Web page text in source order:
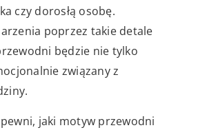
czy dorosłą osobę.
poprzez takie detale
będzie nie tylko
związany z
jaki motyw przewodni